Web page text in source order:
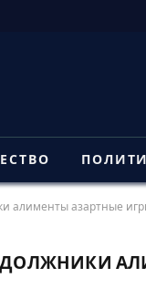
алименты азартные
ДОЛЖНИКИ